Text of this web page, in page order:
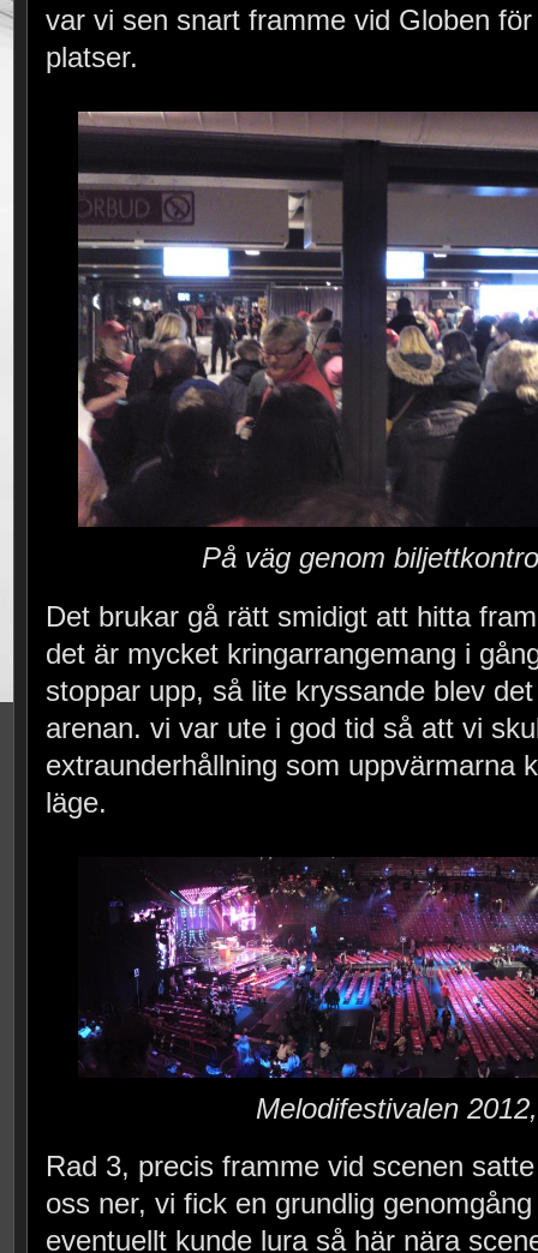
var vi sen snart framme vid Globen
platser.
På väg genom
Det brukar gå rätt smidigt att hitta
det är mycket kringarrangemang i
stoppar upp, så lite kryssande blev
arenan. vi var ute i god tid så att vi
extraunderhållning som uppvärmarna
läge.
Melodifestivalen
Rad 3, precis framme vid scenen
oss ner, vi fick en grundlig
eventuellt kunde lura så här nära